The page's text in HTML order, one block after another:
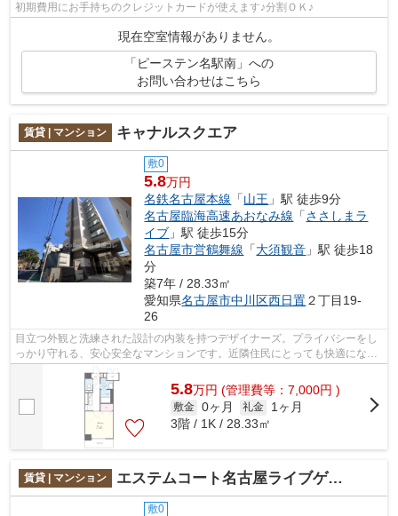
初期費用にお手持ちのクレジットカードが使えます♪分割ＯＫ♪
現在空室情報がありません。
「ピーステン名駅南」への
お問い合わせはこちら
賃貸 | マンション キャナルスクエア
敷0
5.8万円
名鉄名古屋本線 「山王 」駅 徒歩9分
名古屋臨海高速あおなみ線 「ささしまラ
イブ 」駅 徒歩15分
名古屋市営鶴舞線 「大須観音 」駅 徒歩18
分
築7年 / 28.33㎡
愛知県名古屋市中川区西日置２丁目19-
26
目立つ外観と洗練された設計の内装を持つデザイナーズ。プライバシーをし
っかり守れる、安心安全なマンションです。近隣住民にとっても快適になる
敷地内ごみ置き場付きです。駅から徒...
5.8万円 (管理費等：7,000円 )
敷金 0ヶ月 礼金
1ヶ月
3階 / 1K / 28.33㎡
賃貸 | マンション エステムコート名古屋ライブゲート
敷0